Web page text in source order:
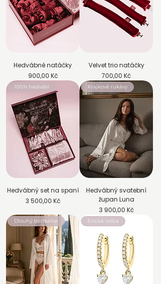
Hedvábné natáčky
Cena
900,00 Kč
Velvet trio natáčky
Cena
700,00 Kč
100% hedvábí
Hedvábný set na spaní
Cena
3 500,00 Kč
Krajkové rukávy
Hedvábný svatební
župan Luna
Cena
3 900,00 Kč
Dlouhý bestseller Etická volba